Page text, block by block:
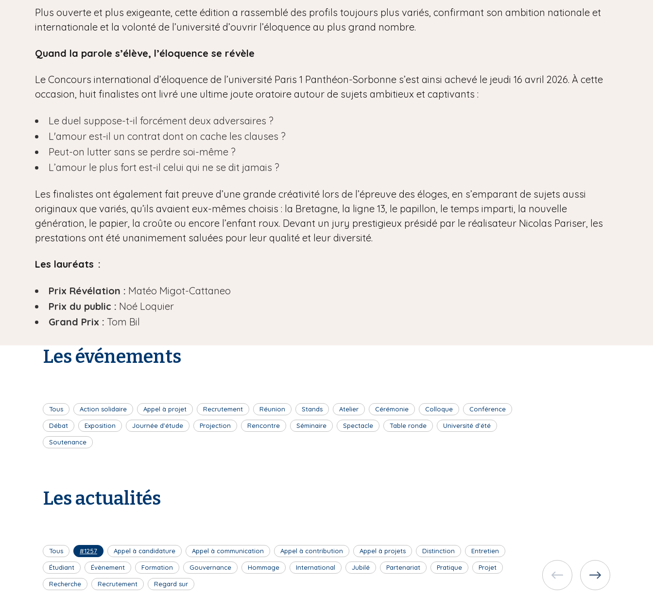
Plus ouverte et plus exigeante, cette édition a rassemblé des profils toujours plus variés, confirmant son ambition nationale et
internationale et la volonté de l’université d’ouvrir l’éloquence au plus grand nombre.
Quand la parole s’élève, l’éloquence se révèle
Le Concours international d’éloquence de l’université Paris 1 Panthéon-Sorbonne s’est ainsi achevé le jeudi 16 avril 2026. À cette
occasion, huit finalistes ont livré une ultime joute oratoire autour de sujets ambitieux et captivants :
Le duel suppose-t-il forcément deux adversaires ?
L'amour est-il un contrat dont on cache les clauses ?
Peut-on lutter sans se perdre soi-même ?
L’amour le plus fort est-il celui qui ne se dit jamais ?
Les finalistes ont également fait preuve d’une grande créativité lors de l’épreuve des éloges, en s’emparant de sujets aussi
originaux que variés, qu’ils avaient eux-mêmes choisis : la Bretagne, la ligne 13, le papillon, le temps imparti, la nouvelle
génération, le papier, la croûte ou encore l’enfant roux. Devant un jury prestigieux présidé par le réalisateur Nicolas Pariser, les
prestations ont été unanimement saluées pour leur qualité et leur diversité.
Les lauréats :
Prix Révélation : Matéo Migot-Cattaneo
Prix du public : Noé Loquier
Grand Prix : Tom Bil
Les événements
Tous Action solidaire Appel à projet Recrutement Réunion Stands Atelier Cérémonie Colloque Conférence
Débat Exposition Journée d'étude Projection Rencontre Séminaire Spectacle Table ronde Université d'été
Soutenance
Les actualités
Tous #1257 Appel à candidature Appel à communication Appel à contribution Appel à projets Distinction Entretien
Étudiant Évènement Formation Gouvernance Hommage International Jubilé Partenariat Pratique Projet
Recherche Recrutement Regard sur